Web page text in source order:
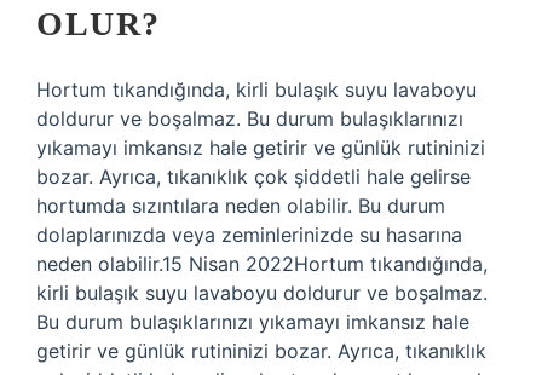
OLUR?
Hortum tıkandığında, kirli bulaşık suyu lavaboyu
doldurur ve boşalmaz. Bu durum bulaşıklarınızı
yıkamayı imkansız hale getirir ve günlük rutininizi
bozar. Ayrıca, tıkanıklık çok şiddetli hale gelirse
hortumda sızıntılara neden olabilir. Bu durum
dolaplarınızda veya zeminlerinizde su hasarına
neden olabilir.15 Nisan 2022Hortum tıkandığında,
kirli bulaşık suyu lavaboyu doldurur ve boşalmaz.
Bu durum bulaşıklarınızı yıkamayı imkansız hale
getirir ve günlük rutininizi bozar. Ayrıca, tıkanıklık